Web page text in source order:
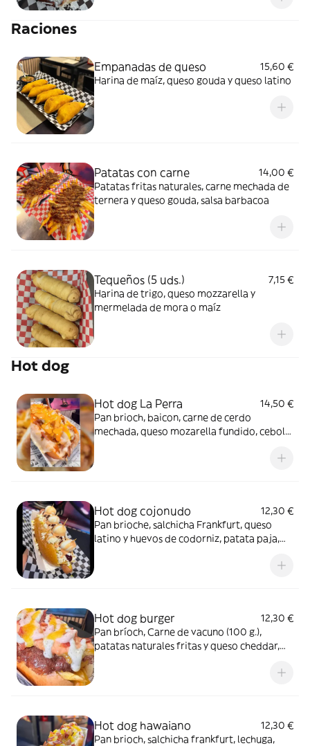
Raciones
Empanadas de queso
15,60 €
Harina de maíz, queso gouda y queso latino
Patatas con carne
14,00 €
Patatas fritas naturales, carne mechada de
ternera y queso gouda, salsa barbacoa
Tequeños (5 uds.)
7,15 €
Harina de trigo, queso mozzarella y
mermelada de mora o maíz
Hot dog
Hot dog La Perra
14,50 €
Pan brioch, baicon, carne de cerdo
mechada, queso mozarella fundido, cebolla
Hot dog cojonudo
12,30 €
Pan brioche, salchicha Frankfurt, queso
latino y huevos de codorniz, patata paja,
Hot dog burger
12,30 €
Pan bríoch, Carne de vacuno (100 g.),
patatas naturales fritas y queso cheddar,
Hot dog hawaiano
12,30 €
Pan brioch, salchicha frankfurt, lechuga,